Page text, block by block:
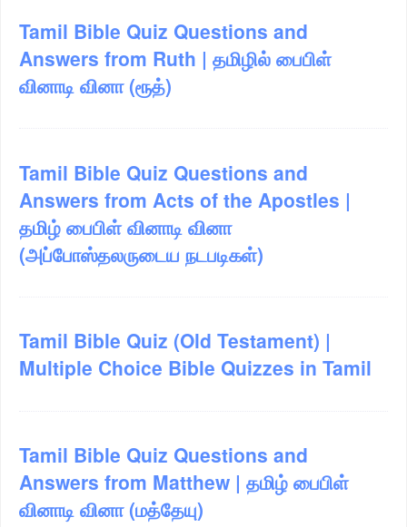
Tamil Bible Quiz Questions and
Answers from Ruth | தமிழில் பைபிள்
வினாடி வினா (ரூத்)
Tamil Bible Quiz Questions and
Answers from Acts of the Apostles |
தமிழ் பைபிள் வினாடி வினா
(அப்போஸ்தலருடைய நடபடிகள்)
Tamil Bible Quiz (Old Testament) |
Multiple Choice Bible Quizzes in Tamil
Tamil Bible Quiz Questions and
Answers from Matthew | தமிழ் பைபிள்
வினாடி வினா (மத்தேயு)